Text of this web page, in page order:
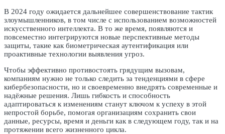
В 2024 году ожидается дальнейшее совершенствование тактик
злоумышленников, в том числе с использованием возможностей
искусственного интеллекта. В то же время, появляются и
повсеместно интегрируются новые перспективные методы
защиты, такие как биометрическая аутентификация или
проактивные технологии выявления угроз.
Чтобы эффективно противостоять грядущим вызовам,
компаниям нужно не только следить за тенденциями в сфере
кибербезопасности, но и своевременно внедрять современные и
надёжные решения. Лишь гибкость и способность
адаптироваться к изменениям станут ключом к успеху в этой
непростой борьбе, помогая организациям сохранить свои
данные, ресурсы, время и деньги как в следующем году, так и на
протяжении всего жизненного цикла.